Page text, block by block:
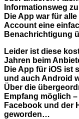
Informationsweg
Die App war für
Account eine
Benachrichtigung
Leider ist diese
Jahren beim
Die App für iOS ist
und auch Android
Über die
Empfang möglich
Facebook und der
geworden…